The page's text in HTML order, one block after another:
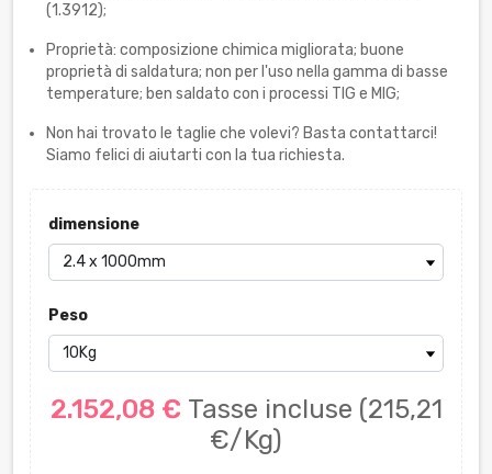
(1.3912);
Proprietà: composizione chimica migliorata; buone
proprietà di saldatura; non per l'uso nella gamma di basse
temperature; ben saldato con i processi TIG e MIG;
Non hai trovato le taglie che volevi? Basta contattarci!
Siamo felici di aiutarti con la tua richiesta.
dimensione
Peso
2.152,08 € Tasse incluse (215,21
€/Kg)